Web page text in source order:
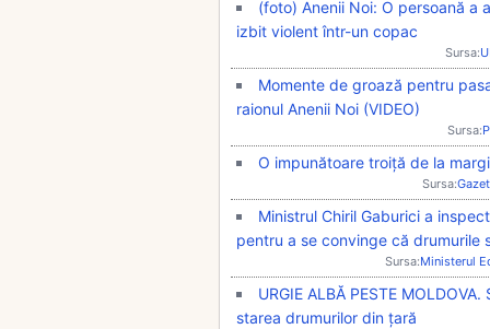
(foto) Anenii Noi: O persoană a
izbit violent într-un copac
Sursa:
Momente de groază pentru
raionul Anenii Noi (VIDEO)
Sursa:
O impunătoare troiță de la
Sursa:
Ministrul Chiril Gaburici a
pentru a se convinge că drumurile
Sursa:Ministerul
URGIE ALBĂ PESTE
starea drumurilor din țară